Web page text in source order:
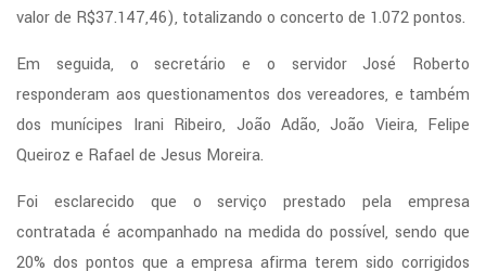
valor de R$37.147,46), totalizando o concerto de 1.072 pontos.
Em seguida, o secretário e o servidor José Roberto
responderam aos questionamentos dos vereadores, e também
dos munícipes Irani Ribeiro, João Adão, João Vieira, Felipe
Queiroz e Rafael de Jesus Moreira.
Foi esclarecido que o serviço prestado pela empresa
contratada é acompanhado na medida do possível, sendo que
20% dos pontos que a empresa afirma terem sido corrigidos